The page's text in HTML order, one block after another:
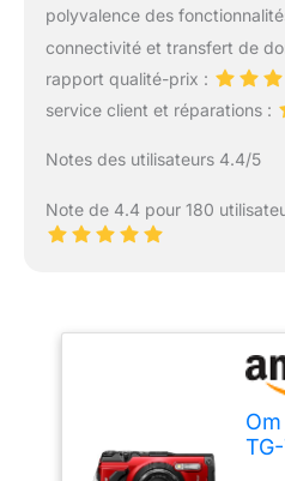
polyvalence des
connectivité et transfert de
rapport qualité-prix :
service client et réparations :
Notes des utilisateurs 4.4/5
Note de 4.4 pour 180